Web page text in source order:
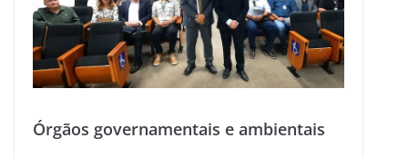
Órgãos governamentais e ambientais